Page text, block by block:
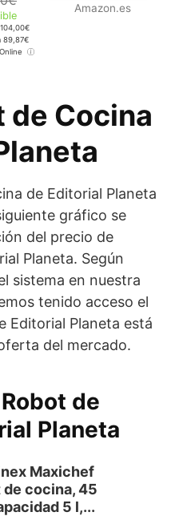
89,87€
Amazon.es
de Cocina
de Editorial Planeta
gráfico se
del precio de
Planeta. Según
sistema en nuestra
tenido acceso el
Editorial Planeta está
del mercado.
de
Planeta
Maxichef
de cocina, 45
5 l,...